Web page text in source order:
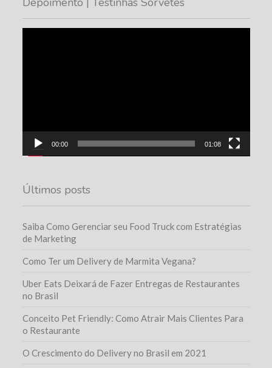
00:00 01:08
Últimos posts
Saiba Como Gerenciar seu Food Truck com Estratégias
de Marketing
Como Ter um Delivery de Marmita Vegana?
Uber Eats Deixará de Fazer Entregas de Restaurantes
no Brasil
Conceito Pet Friendly: Como Atrair Mais Clientes Para
o Restaurante
O Crescimento do Delivery no Brasil em 2021